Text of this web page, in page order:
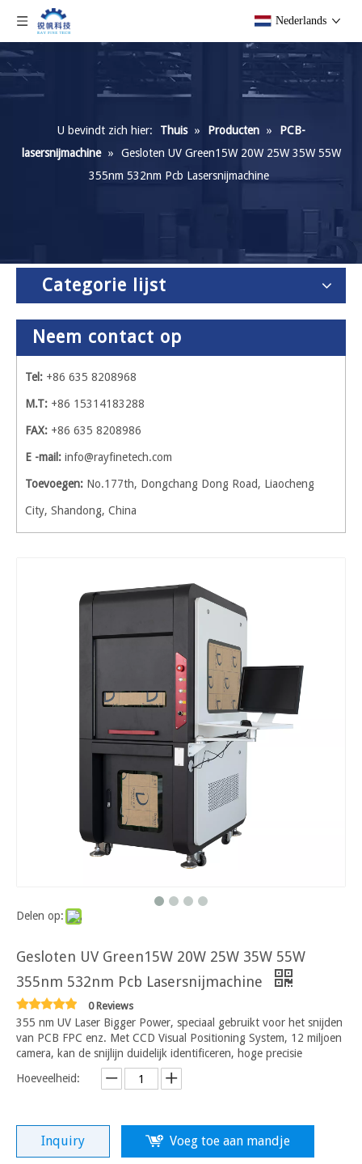
Nederlands
U bevindt zich hier: Thuis » Producten »
PCB-
lasersnijmachine »
Gesloten UV Green15W 20W 25W 35W 55W
355nm 532nm Pcb Lasersnijmachine
Categorie lijst
Neem contact op
Tel: +86 635 8208968
M.T: +86 15314183288
FAX: +86 635 8208986
E -mail: info@rayfinetech.com
Toevoegen: No.177th, Dongchang Dong Road, Liaocheng
City, Shandong, China
Delen op:
Gesloten UV Green15W 20W 25W 35W 55W
355nm 532nm Pcb Lasersnijmachine
0 Reviews
355 nm UV Laser Bigger Power, speciaal gebruikt voor het snijden
van PCB FPC enz. Met CCD Visual Positioning System, 12 miljoen
camera, kan de snijlijn duidelijk identificeren, hoge precisie
Hoeveelheid:
Inquiry Voeg toe aan mandje